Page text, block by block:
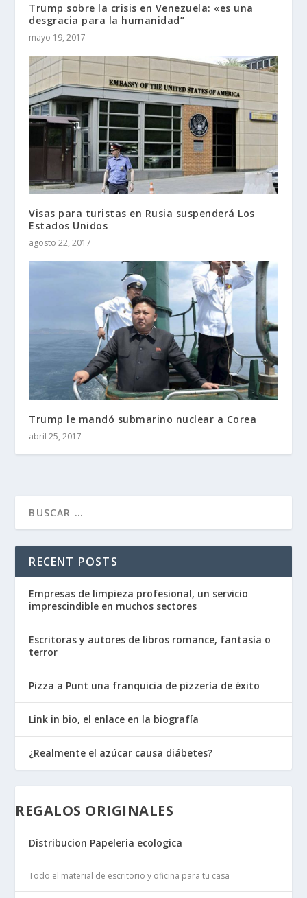
Trump sobre la crisis en Venezuela: «es una
desgracia para la humanidad”
mayo 19, 2017
Visas para turistas en Rusia suspenderá Los
Estados Unidos
agosto 22, 2017
Trump le mandó submarino nuclear a Corea
abril 25, 2017
RECENT POSTS
Empresas de limpieza profesional, un servicio
imprescindible en muchos sectores
Escritoras y autores de libros romance, fantasía o
terror
Pizza a Punt una franquicia de pizzería de éxito
Link in bio, el enlace en la biografía
¿Realmente el azúcar causa diábetes?
REGALOS ORIGINALES
Distribucion Papeleria ecologica
Todo el material de escritorio y oficina para tu casa